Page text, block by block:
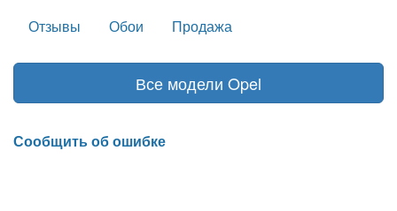
Отзывы
Обои Продажа
Все модели Opel
Сообщить об ошибке